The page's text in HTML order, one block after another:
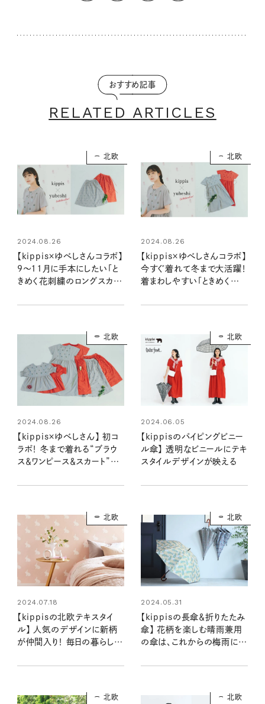
おすすめ記事
RELATED ARTICLES
北欧
2024.08.26
【kippis×ゆべしさんコラボ】
9～11月に手本にしたい「と
きめく花刺繍のロングスカー
北欧
2024.08.26
【kippis×ゆべしさんコラボ】
今すぐ着れて冬まで大活躍！
着まわしやすい「ときめく花
北欧
2024.08.26
【kippis×ゆべしさん】 初コ
ラボ！ 冬まで着れる“ブラウ
ス＆ワンピース＆スカート”の
北欧
2024.06.05
【kippisのパイピングビニー
ル傘】 透明なビニールにテキ
スタイルデザインが映える
北欧
2024.07.18
【kippisの北欧テキスタイ
ル】 人気のデザインに新柄
が仲間入り！ 毎日の暮らしが
目
北欧
2024.05.31
【kippisの長傘＆折りたたみ
傘】 花柄を楽しむ晴雨兼用
の傘は、これからの梅雨に大
北欧 北欧